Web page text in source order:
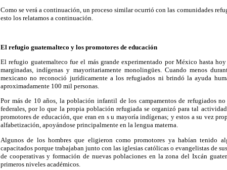
Como se verá a continuación, un proceso similar ocurrió con las comunidades
esto los relatamos a continuación.
El refugio guatemalteco y los promotores de educación
El refugio guatemalteco fue el más grande experimentado por México hasta
marginadas, indígenas y mayoritariamente monolingües. Cuando menos
mexicano no reconoció jurídicamente a los refugiados ni brindó la ayuda
aproximadamente 100 mil personas.
Por más de 10 años, la población infantil de los campamentos de refugiados
federales, por lo que la propia población refugiada se organizó para tal
promotores de educación, que eran en s u mayoría indígenas; y estos a su vez
alfabetización, apoyándose principalmente en la lengua materna.
Algunos de los hombres que eligieron como promotores ya habían tenido
capacitados porque trabajaban junto con las iglesias católicas o evangelistas de
de cooperativas y formación de nuevas poblaciones en la zona del Ixcán
primeros niveles académicos.